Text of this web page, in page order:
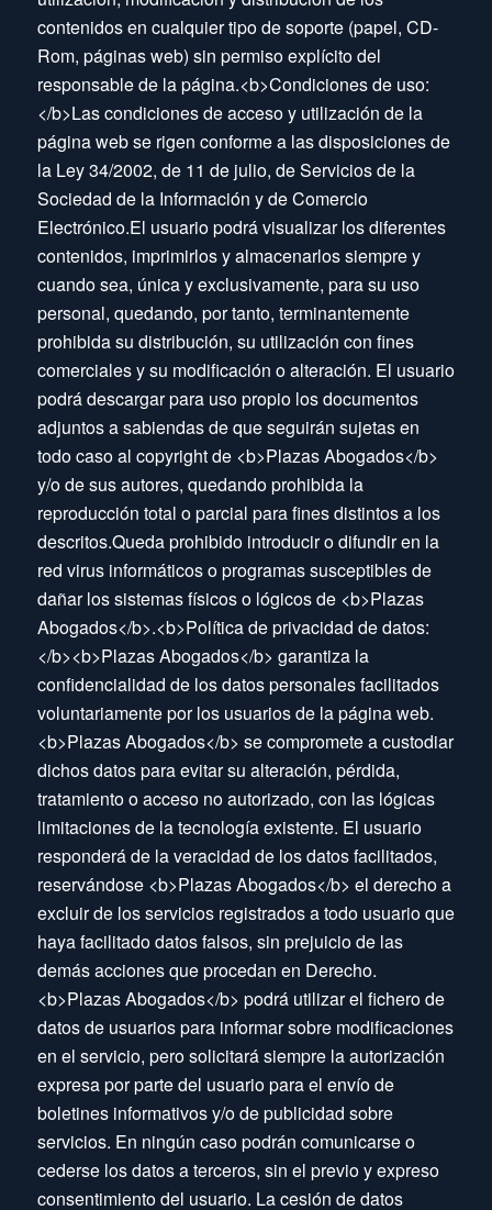
contenidos en cualquier tipo de soporte (papel, CD-
Rom, páginas web) sin permiso explícito del
responsable de la página.<b>Condiciones de uso:
</b>Las condiciones de acceso y utilización de la
página web se rigen conforme a las disposiciones de
la Ley 34/2002, de 11 de julio, de Servicios de la
Sociedad de la Información y de Comercio
Electrónico.El usuario podrá visualizar los diferentes
contenidos, imprimirlos y almacenarlos siempre y
cuando sea, única y exclusivamente, para su uso
personal, quedando, por tanto, terminantemente
prohibida su distribución, su utilización con fines
comerciales y su modificación o alteración. El usuario
podrá descargar para uso propio los documentos
adjuntos a sabiendas de que seguirán sujetas en
todo caso al copyright de <b>Plazas Abogados</b>
y/o de sus autores, quedando prohibida la
reproducción total o parcial para fines distintos a los
descritos.Queda prohibido introducir o difundir en la
red virus informáticos o programas susceptibles de
dañar los sistemas físicos o lógicos de <b>Plazas
Abogados</b>.<b>Política de privacidad de datos:
</b><b>Plazas Abogados</b> garantiza la
confidencialidad de los datos personales facilitados
voluntariamente por los usuarios de la página web.
<b>Plazas Abogados</b> se compromete a custodiar
dichos datos para evitar su alteración, pérdida,
tratamiento o acceso no autorizado, con las lógicas
limitaciones de la tecnología existente. El usuario
responderá de la veracidad de los datos facilitados,
reservándose <b>Plazas Abogados</b> el derecho a
excluir de los servicios registrados a todo usuario que
haya facilitado datos falsos, sin prejuicio de las
demás acciones que procedan en Derecho.
<b>Plazas Abogados</b> podrá utilizar el fichero de
datos de usuarios para informar sobre modificaciones
en el servicio, pero solicitará siempre la autorización
expresa por parte del usuario para el envío de
boletines informativos y/o de publicidad sobre
servicios. En ningún caso podrán comunicarse o
cederse los datos a terceros, sin el previo y expreso
consentimiento del usuario. La cesión de datos